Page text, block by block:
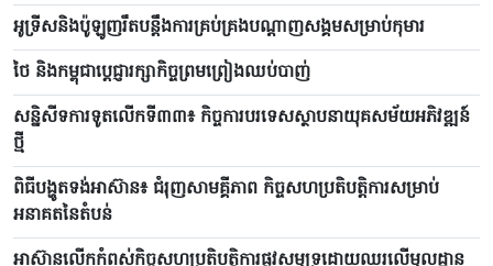
អូទ្រីសនិងប៉ូឡូញរឹតបន្តឹងការគ្រប់គ្រងបណ្តាញសង្គមសម្រាប់កុមារ
ថៃ និងកម្ពុជាប្តេជ្ញារក្សាកិច្ចព្រមព្រៀងឈប់បាញ់
សន្និសីទការទូតលើកទី៣៣៖ កិច្ចការបរទេសស្ថាបនាយុគសម័យអភិវឌ្ឍន៍
ថ្មី
ពិធីបង្ហូតទង់អាស៊ាន៖ ជំរុញសាមគ្គីភាព កិច្ចសហប្រតិបត្តិការសម្រាប់
អនាគតនៃតំបន់
អាស៊ានលើកកំពស់កិច្ចសហប្រតិបត្តិការផ្លូវសមុទ្រដោយឈរលើមុលដ្ឋាន